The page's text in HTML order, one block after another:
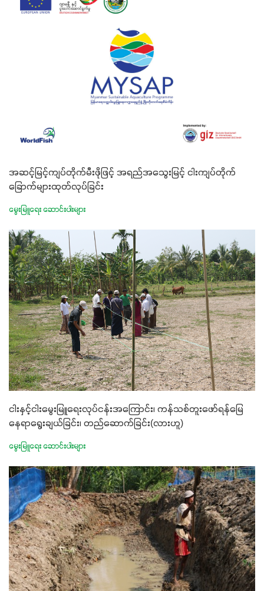
အဆင့်မြင့်ကျပ်တိုက်မီးဖိုဖြင့် အရည်အသွေးမြင့် ငါးကျပ်တိုက်
ခြောက်များထုတ်လုပ်ခြင်း
မွေးမြူရေး ဆောင်းပါးများ
ငါးနှင့်ငါးမွေးမြူရေးလုပ်ငန်းအကြောင်း၊ ကန်သစ်တူးဖော်ရန်မြေ
နေရာရွေးချယ်ခြင်း၊ တည်ဆောက်ခြင်း(လားဟူ)
မွေးမြူရေး ဆောင်းပါးများ